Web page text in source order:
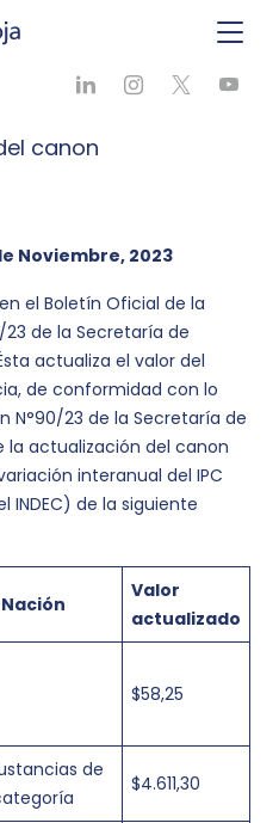
canon
Noviembre, 2023
el Boletín Oficial de la
23 de la Secretaría de
actualiza el valor del
de conformidad con lo
N°90/23 de la Secretaría de
la actualización del canon
interanual del IPC
INDEC) de la siguiente
Valor
actualizado
$58,25
de
$4.611,30